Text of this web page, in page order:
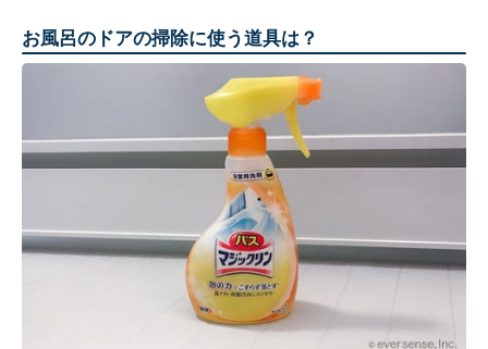
お風呂のドアの掃除に使う道具は？